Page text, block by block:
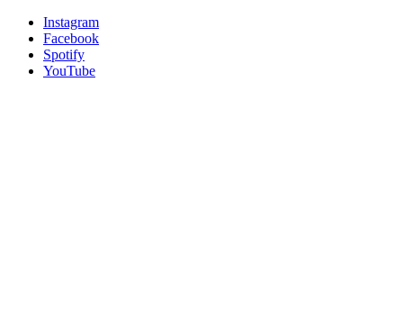
Instagram
Facebook
Spotify
YouTube